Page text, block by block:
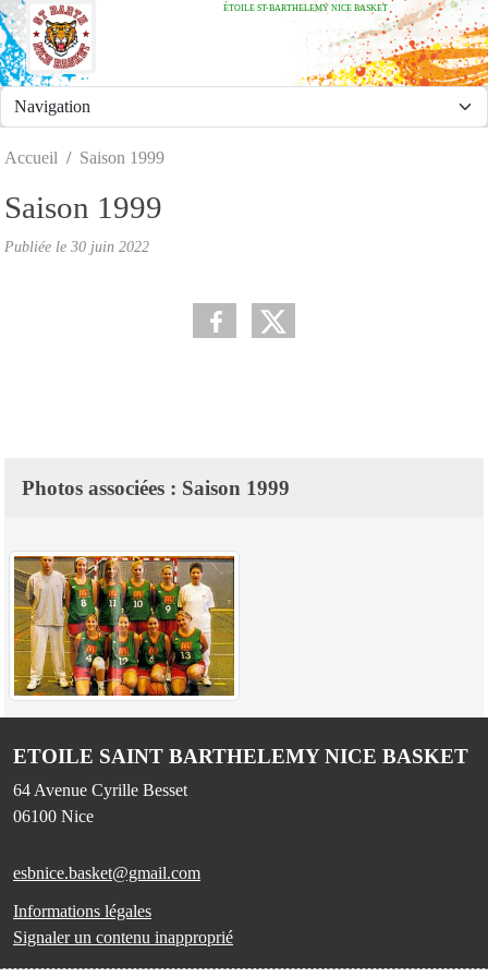
ÉTOILE ST-BARTHELEMY NICE BASKET
Accueil Saison 1999
Saison 1999
Publiée le 30 juin 2022
Photos associées : Saison 1999
ETOILE SAINT BARTHELEMY NICE BASKET
64 Avenue Cyrille Besset
06100 Nice
esbnice.basket@gmail.com
Informations légales
Signaler un contenu inapproprié
Panneau de gestion des cookies